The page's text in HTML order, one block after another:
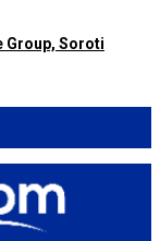
Group, Soroti